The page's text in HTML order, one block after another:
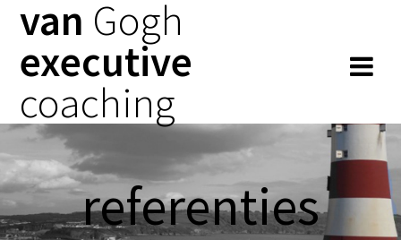
van Gogh
executive
coaching
referenties